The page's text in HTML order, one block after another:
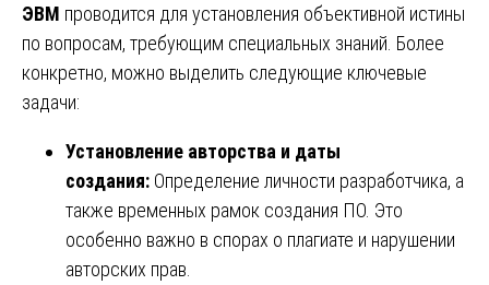
ЭВМ проводится для установления объективной истины
по вопросам, требующим специальных знаний. Более
конкретно, можно выделить следующие ключевые
задачи:
Установление авторства и даты
создания: Определение личности разработчика, а
также временных рамок создания ПО. Это
особенно важно в спорах о плагиате и нарушении
авторских прав.